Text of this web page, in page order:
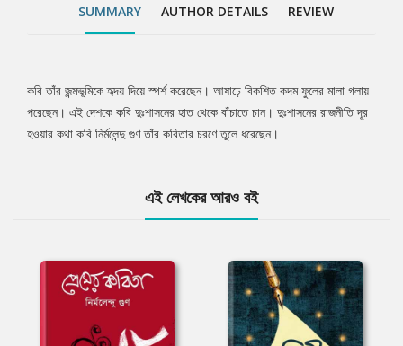
SUMMARY AUTHOR DETAILS REVIEW
Tab
Article
কবি তাঁর জন্মভূমিকে হৃদয় দিয়ে স্পর্শ করেছেন। আষাঢ়ে বিকশিত কদম ফুলের মালা গলায়
পরেছেন। এই দেশকে কবি দুঃশাসনের হাত থেকে বাঁচাতে চান। দুঃশাসনের রাজনীতি দূর
হওয়ার কথা কবি নির্মলেন্দু গুণ তাঁর কবিতার চরণে তুলে ধরেছেন।
এই লেখকের আরও বই